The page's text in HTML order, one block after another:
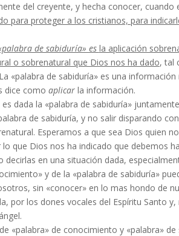
del creyente, y hecha conocer,
para proteger a los cristianos, para
de sabiduría» es la apli­cación
o sobrenatural que Dios nos ha dado, tal
«palabra de sabiduría» es una
dice como aplicar la información.
dada la «palabra de sabiduría»
de sabiduría, y no salir disparando
Esperamos a que sea Dios quien
que Dios nos ha indicado que debemos
decirlas en una situación dada,
y de la «palabra de sabiduría»
sin «conocer» en lo mas hon­do de
por los dones voca­les del Espíritu Santo
«palabra» de conocimiento y «palabra»